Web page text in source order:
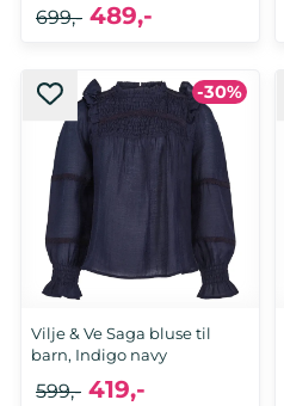
489,-
699,-
-30%
Vilje & Ve Saga bluse til
barn, Indigo navy
419,-
599,-